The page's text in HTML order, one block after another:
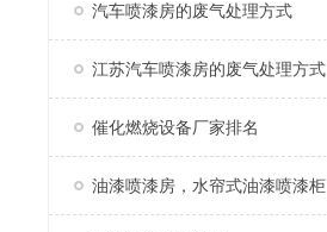
汽车喷漆房的废气处理方式
江苏汽车喷漆房的废气处理方式
催化燃烧设备厂家排名